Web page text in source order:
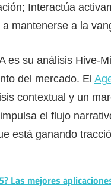
Interactúa
mantenerse a la
es su análisis Hive-
del mercado. El
contextual y un
el flujo
está ganando
Las mejores